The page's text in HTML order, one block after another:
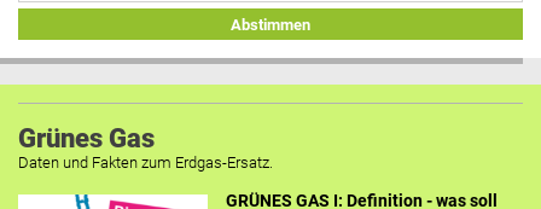
Abstimmen
Grünes Gas
Daten und Fakten zum Erdgas-Ersatz.
GRÜNES GAS I: Definition - was soll